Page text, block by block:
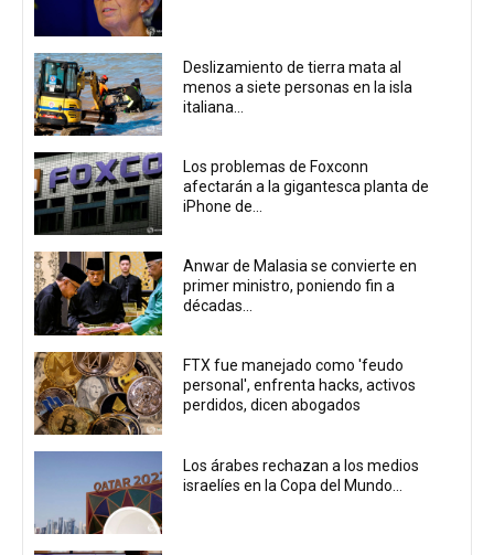
Deslizamiento de tierra mata al
menos a siete personas en la isla
italiana...
Los problemas de Foxconn
afectarán a la gigantesca planta de
iPhone de...
Anwar de Malasia se convierte en
primer ministro, poniendo fin a
décadas...
FTX fue manejado como 'feudo
personal', enfrenta hacks, activos
perdidos, dicen abogados
Los árabes rechazan a los medios
israelíes en la Copa del Mundo...